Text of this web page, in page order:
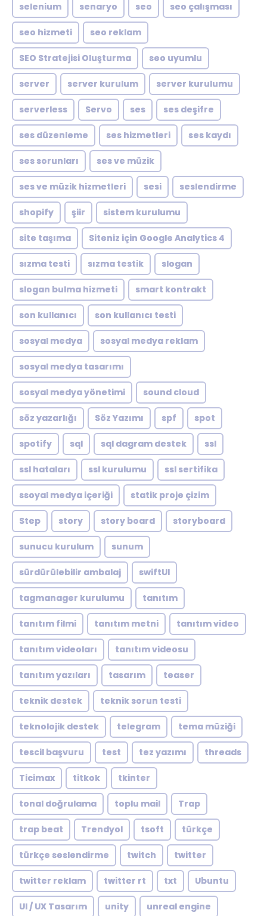
selenium senaryo seo seo çalışması
seo hizmeti seo reklam
SEO Stratejisi Oluşturma seo uyumlu
server server kurulum server kurulumu
serverless Servo ses ses deşifre
ses düzenleme ses hizmetleri ses kaydı
ses sorunları ses ve müzik
ses ve müzik hizmetleri sesi seslendirme
shopify şiir sistem kurulumu
site taşıma Siteniz için Google Analytics 4
sızma testi sızma testik slogan
slogan bulma hizmeti smart kontrakt
son kullanıcı son kullanıcı testi
sosyal medya sosyal medya reklam
sosyal medya tasarımı
sosyal medya yönetimi sound cloud
söz yazarlığı Söz Yazımı spf spot
spotify sql sql dagram destek ssl
ssl hataları ssl kurulumu ssl sertifika
ssoyal medya içeriği statik proje çizim
Step story story board storyboard
sunucu kurulum sunum
sürdürülebilir ambalaj swiftUI
tagmanager kurulumu tanıtım
tanıtım filmi tanıtım metni tanıtım video
tanıtım videoları tanıtım videosu
tanıtım yazıları tasarım teaser
teknik destek teknik sorun testi
teknolojik destek telegram tema müziği
tescil başvuru test tez yazımı threads
Ticimax titkok tkinter
tonal doğrulama toplu mail Trap
trap beat Trendyol tsoft türkçe
türkçe seslendirme twitch twitter
twitter reklam twitter rt txt Ubuntu
UI / UX Tasarım unity unreal engine